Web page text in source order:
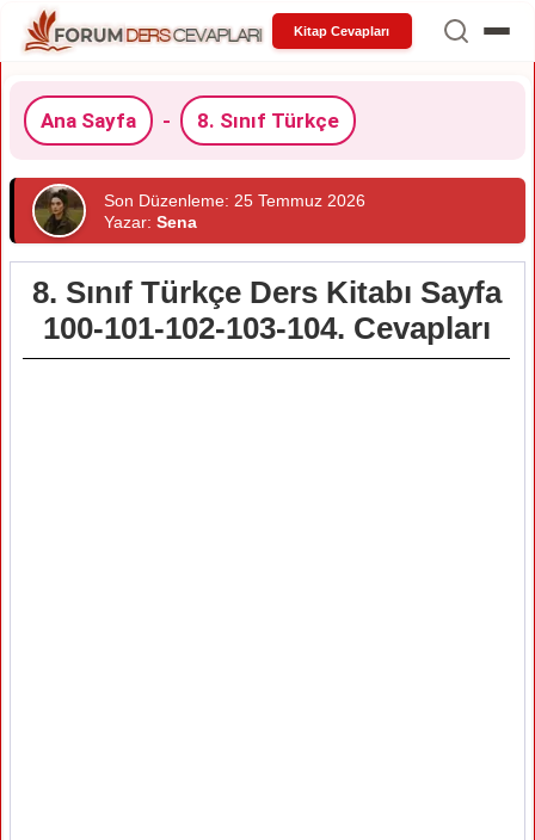
Kitap Cevapları
Ana Sayfa - 8. Sınıf Türkçe
Son Düzenleme: 25 Temmuz 2026
Yazar: Sena
8. Sınıf Türkçe Ders Kitabı Sayfa
100-101-102-103-104. Cevapları